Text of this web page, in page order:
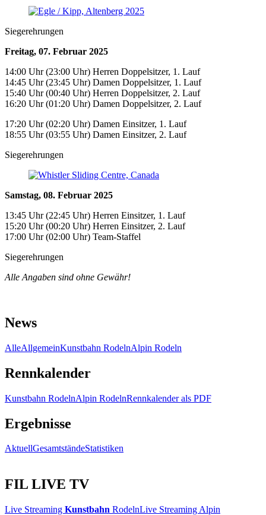
Siegerehrungen
Freitag, 07. Februar 2025
14:00 Uhr (23:00 Uhr) Herren Doppelsitzer, 1. Lauf
14:45 Uhr (23:45 Uhr) Damen Doppelsitzer, 1. Lauf
15:40 Uhr (00:40 Uhr) Herren Doppelsitzer, 2. Lauf
16:20 Uhr (01:20 Uhr) Damen Doppelsitzer, 2. Lauf
17:20 Uhr (02:20 Uhr) Damen Einsitzer, 1. Lauf
18:55 Uhr (03:55 Uhr) Damen Einsitzer, 2. Lauf
Siegerehrungen
Samstag, 08. Februar 2025
13:45 Uhr (22:45 Uhr) Herren Einsitzer, 1. Lauf
15:20 Uhr (00:20 Uhr) Herren Einsitzer, 2. Lauf
17:00 Uhr (02:00 Uhr) Team-Staffel
Siegerehrungen
Alle Angaben sind ohne Gewähr!
News
AlleAllgemeinKunstbahn RodelnAlpin Rodeln
Rennkalender
Kunstbahn RodelnAlpin RodelnRennkalender als PDF
Ergebnisse
AktuellGesamtständeStatistiken
FIL LIVE TV
Live Streaming Kunstbahn RodelnLive Streaming Alpin